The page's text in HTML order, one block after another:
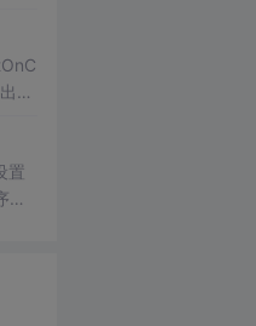
并
置
不